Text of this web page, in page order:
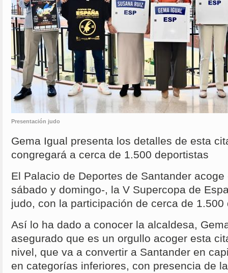
Presentación judo
Gema Igual presenta los detalles de esta
congregará a cerca de 1.500 deportistas
El Palacio de Deportes de Santander
sábado y domingo-, la V Supercopa de
judo, con la participación de cerca de 1.500
Así lo ha dado a conocer la alcaldesa,
asegurado que es un orgullo acoger esta
nivel, que va a convertir a Santander en
en categorías inferiores, con presencia de